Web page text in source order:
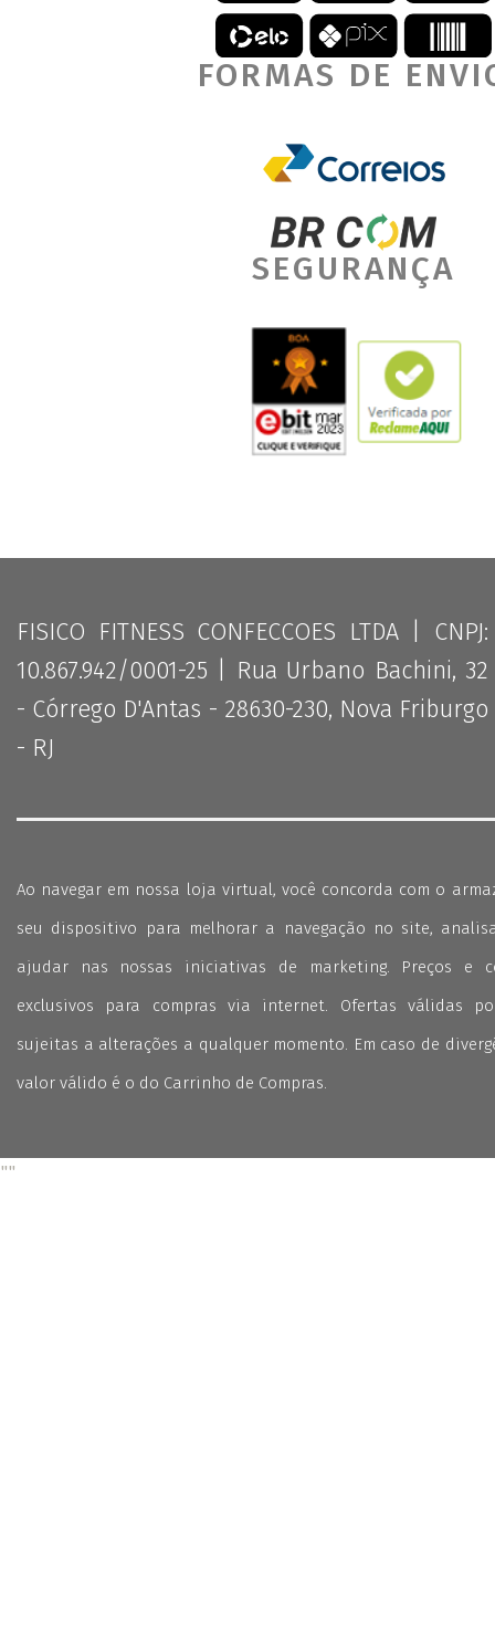
FORMAS DE
SEGURANÇA
FISICO FITNESS CONFECCOES LTDA | CNPJ:
10.867.942/0001-25 | Rua Urbano Bachini, 32
- Córrego D'Antas - 28630-230, Nova Friburgo
- RJ
Ao navegar em nossa loja virtual, você concorda com o
seu dispositivo para melhorar a navegação no site,
ajudar nas nossas iniciativas de marketing. Preços e
exclusivos para compras via internet. Ofertas válidas
sujeitas a alterações a qualquer momento. Em caso de
valor válido é o do Carrinho de Compras.
""